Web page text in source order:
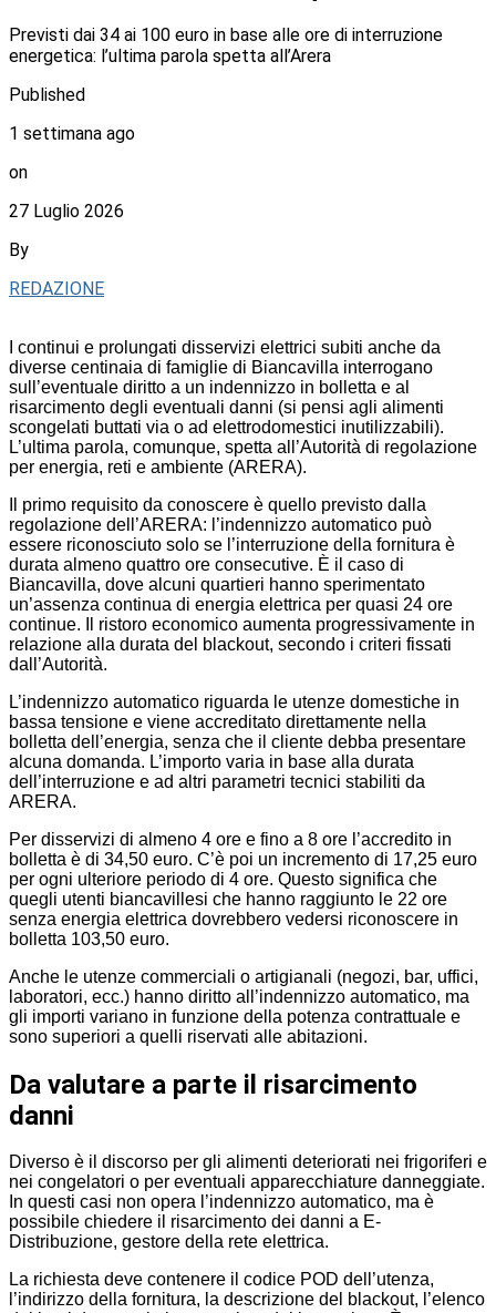
Previsti dai 34 ai 100 euro in base alle ore di interruzione
energetica: l’ultima parola spetta all’Arera
Published
1 settimana ago
on
27 Luglio 2026
By
REDAZIONE
I continui e prolungati disservizi elettrici subiti anche da
diverse centinaia di famiglie di Biancavilla interrogano
sull’eventuale diritto a un indennizzo in bolletta e al
risarcimento degli eventuali danni (si pensi agli alimenti
scongelati buttati via o ad elettrodomestici inutilizzabili).
L’ultima parola, comunque, spetta all’Autorità di regolazione
per energia, reti e ambiente (ARERA).
Il primo requisito da conoscere è quello previsto dalla
regolazione dell’ARERA: l’indennizzo automatico può
essere riconosciuto solo se l’interruzione della fornitura è
durata almeno quattro ore consecutive. È il caso di
Biancavilla, dove alcuni quartieri hanno sperimentato
un’assenza continua di energia elettrica per quasi 24 ore
continue. Il ristoro economico aumenta progressivamente in
relazione alla durata del blackout, secondo i criteri fissati
dall’Autorità.
L’indennizzo automatico riguarda le utenze domestiche in
bassa tensione e viene accreditato direttamente nella
bolletta dell’energia, senza che il cliente debba presentare
alcuna domanda. L’importo varia in base alla durata
dell’interruzione e ad altri parametri tecnici stabiliti da
ARERA.
Per disservizi di almeno 4 ore e fino a 8 ore l’accredito in
bolletta è di 34,50 euro. C’è poi un incremento di 17,25 euro
per ogni ulteriore periodo di 4 ore. Questo significa che
quegli utenti biancavillesi che hanno raggiunto le 22 ore
senza energia elettrica dovrebbero vedersi riconoscere in
bolletta 103,50 euro.
Anche le utenze commerciali o artigianali (negozi, bar, uffici,
laboratori, ecc.) hanno diritto all’indennizzo automatico, ma
gli importi variano in funzione della potenza contrattuale e
sono superiori a quelli riservati alle abitazioni.
Da valutare a parte il risarcimento
danni
Diverso è il discorso per gli alimenti deteriorati nei frigoriferi e
nei congelatori o per eventuali apparecchiature danneggiate.
In questi casi non opera l’indennizzo automatico, ma è
possibile chiedere il risarcimento dei danni a E-
Distribuzione, gestore della rete elettrica.
La richiesta deve contenere il codice POD dell’utenza,
l’indirizzo della fornitura, la descrizione del blackout, l’elenco